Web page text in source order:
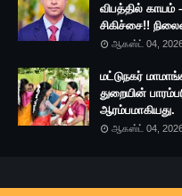
விபத்தில்
சிகிச்சை!!
ஆகஸ்ட் 04,
மட்டுநகர்
துறையின்
ஆரம்பமாகியது.
ஆகஸ்ட் 04,